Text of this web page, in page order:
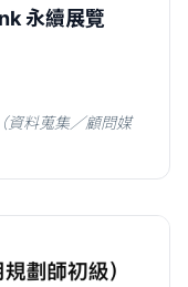
永續展覽
資料蒐集／顧問媒